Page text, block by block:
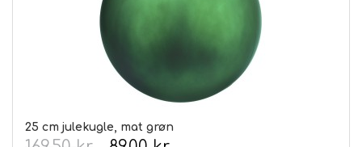
25 cm julekugle, mat grøn